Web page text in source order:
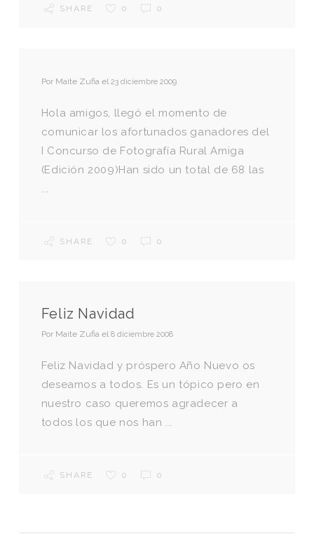
SHARE 0 0
Por Maite Zufia el23 diciembre 2009
Hola amigos, llegó el momento de
comunicar los afortunados ganadores del
I Concurso de Fotografía Rural Amiga
(Edición 2009)Han sido un total de 68 las
...
SHARE 0 0
Feliz Navidad
Por Maite Zufia el8 diciembre 2008
Feliz Navidad y próspero Año Nuevo os
deseamos a todos. Es un tópico pero en
nuestro caso queremos agradecer a
todos los que nos han ...
SHARE 0 0